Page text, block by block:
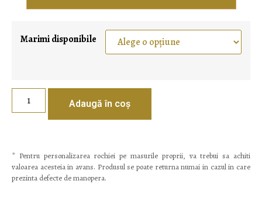
Marimi disponibile
Adaugă în coș
* Pentru personalizarea rochiei pe masurile proprii, va trebui sa achiti
valoarea acesteia in avans. Produsul se poate returna numai in cazul in care
prezinta defecte de manopera.